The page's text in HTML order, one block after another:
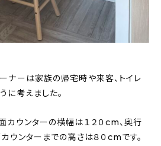
ナーは家族の帰宅時や来客、トイレ
に考えました。
カウンターの横幅は１２０cm、奥行
ウンターまでの高さは８０cmです。